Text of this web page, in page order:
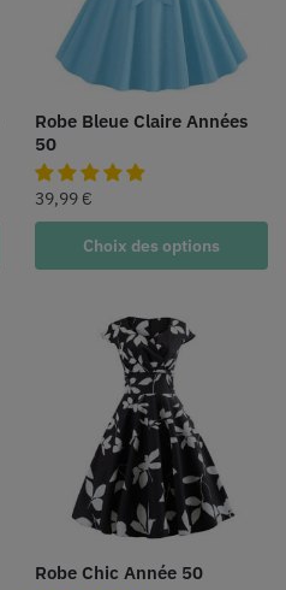
Robe Bleue Claire Années
50
39,99 €
Choix des options
Robe Chic Année 50